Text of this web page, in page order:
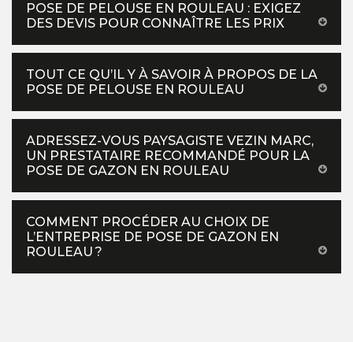
POSE DE PELOUSE EN ROULEAU : EXIGEZ
DES DEVIS POUR CONNAÎTRE LES PRIX
TOUT CE QU’IL Y À SAVOIR À PROPOS DE LA
POSE DE PELOUSE EN ROULEAU
ADRESSEZ-VOUS PAYSAGISTE VEZIN MARC,
UN PRESTATAIRE RECOMMANDÉ POUR LA
POSE DE GAZON EN ROULEAU
COMMENT PROCÉDER AU CHOIX DE
L’ENTREPRISE DE POSE DE GAZON EN
ROULEAU ?